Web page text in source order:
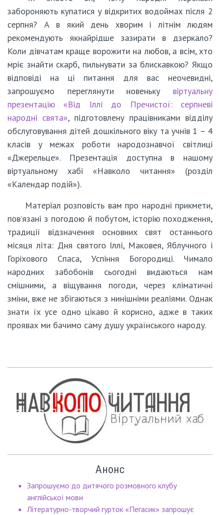
забороняють купатися у відкритих водоймах після 2
серпня? А в який день хворим і літнім людям
рекомендують якнайрідше зазирати в дзеркало?
Коли дівчатам краще ворожити на любов, а всім, хто
мріє знайти скарб, пильнувати за блискавкою? Якщо
відповіді на ці питання для вас неочевидні,
запрошуємо переглянути новеньку віртуальну
презентацію «Від Іллі до Пречистої: серпневі
народні свята», підготовлену працівниками відділу
обслуговування дітей дошкільного віку та учнів 1 – 4
класів у межах роботи народознавчої світлиці
«Джерельце». Презентація доступна в нашому
віртуальному хабі «Навколо читання» (розділ
«Календар подій»).
Матеріал розповість вам про народні прикмети,
пов’язані з погодою й побутом, історію походження,
традиції відзначення основних свят останнього
місяця літа: Дня святого Іллі, Маковея, Яблучного і
Горіхового Спаса, Успіння Богородиці. Чимало
народних забобонів сьогодні видаються нам
смішними, а віщування погоди, через кліматичні
зміни, вже не збігаються з нинішніми реаліями. Однак
знати їх усе одно цікаво й корисно, адже в таких
проявах ми бачимо саму душу українського народу.
Анонс
Запрошуємо до дитячого розмовного клубу
англійської мови
Літературно-творчий гурток «Пегасик» запрошує